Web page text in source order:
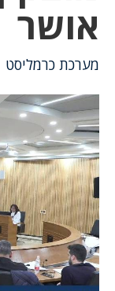
אושר
מערכת כרמליסט